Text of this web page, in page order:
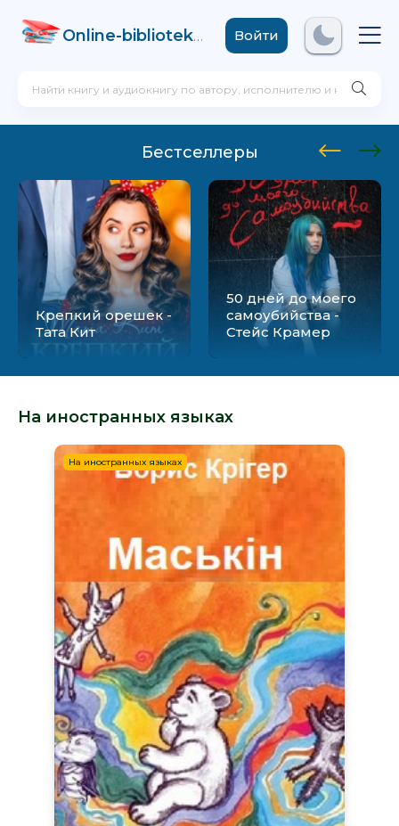
Online-biblioteka .comВойти
Бестселлеры
Крепкий орешек -
Тата Кит
50 дней до моего
самоубийства -
Стейс Крамер
На иностранных языках
На иностранных языках